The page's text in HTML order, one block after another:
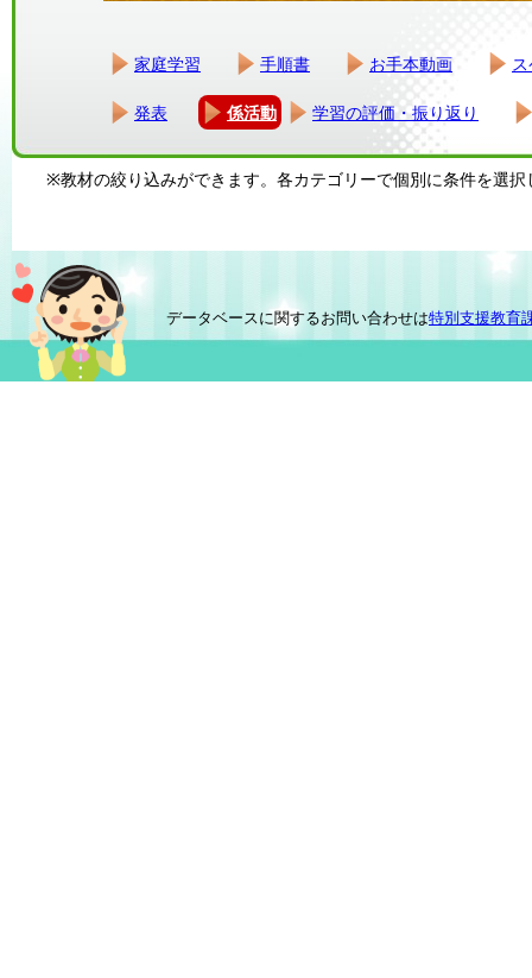
家庭学習 手順書 お手本動画
発表 係活動 学習の評価・振り返り
※教材の絞り込みができます。各カテゴリーで個別に条件を選択
データベースに関するお問い合わせは特別支援教育